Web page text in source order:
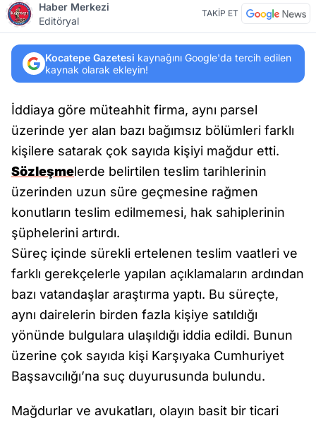
Haber Merkezi
Editöryal
TAKİP ET
Kocatepe Gazetesi kaynağını Google'da tercih edilen
kaynak olarak ekleyin!
İddiaya göre müteahhit firma, aynı parsel
üzerinde yer alan bazı bağımsız bölümleri farklı
kişilere satarak çok sayıda kişiyi mağdur etti.
Sözleşmelerde belirtilen teslim tarihlerinin
üzerinden uzun süre geçmesine rağmen
konutların teslim edilmemesi, hak sahiplerinin
şüphelerini artırdı.
Süreç içinde sürekli ertelenen teslim vaatleri ve
farklı gerekçelerle yapılan açıklamaların ardından
bazı vatandaşlar araştırma yaptı. Bu süreçte,
aynı dairelerin birden fazla kişiye satıldığı
yönünde bulgulara ulaşıldığı iddia edildi. Bunun
üzerine çok sayıda kişi Karşıyaka Cumhuriyet
Başsavcılığı’na suç duyurusunda bulundu.
Mağdurlar ve avukatları, olayın basit bir ticari